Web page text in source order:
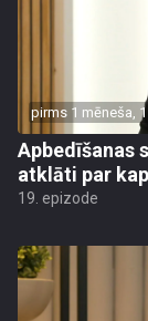
pirms 1 mēneša,
Apbedīšanas
atklāti par
19. epizode